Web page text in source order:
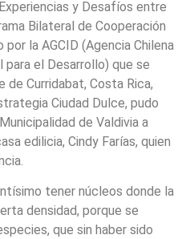
y Desafíos entre
Bilateral de Cooperación
la AGCID (Agencia Chilena
el Desarrollo) que se
de Curridabat, Costa Rica,
Ciudad Dulce, pudo
de Valdivia a
edilicia, Cindy Farías, quien
tener núcleos donde la
densidad, porque se
que sin haber sido